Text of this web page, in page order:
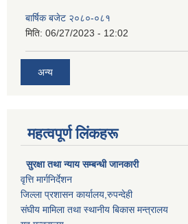
बार्षिक बजेट २०८०-०८१
मिति: 06/27/2023 - 12:02
अन्य
महत्वपूर्ण लिंकहरू
सुरक्षा तथा न्याय सम्बन्धी जानकारी
वृत्ति मार्गनिर्देशन
जिल्ला प्रशासन कार्यालय,रुपन्देही
संघीय मामिला तथा स्थानीय बिकास मन्त्रालय